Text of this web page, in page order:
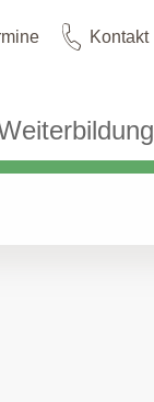
Kontakt